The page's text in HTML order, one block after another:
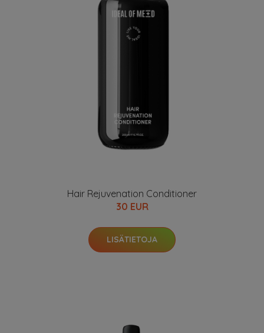
Hair Rejuvenation Conditioner
30 EUR
LISÄTIETOJA